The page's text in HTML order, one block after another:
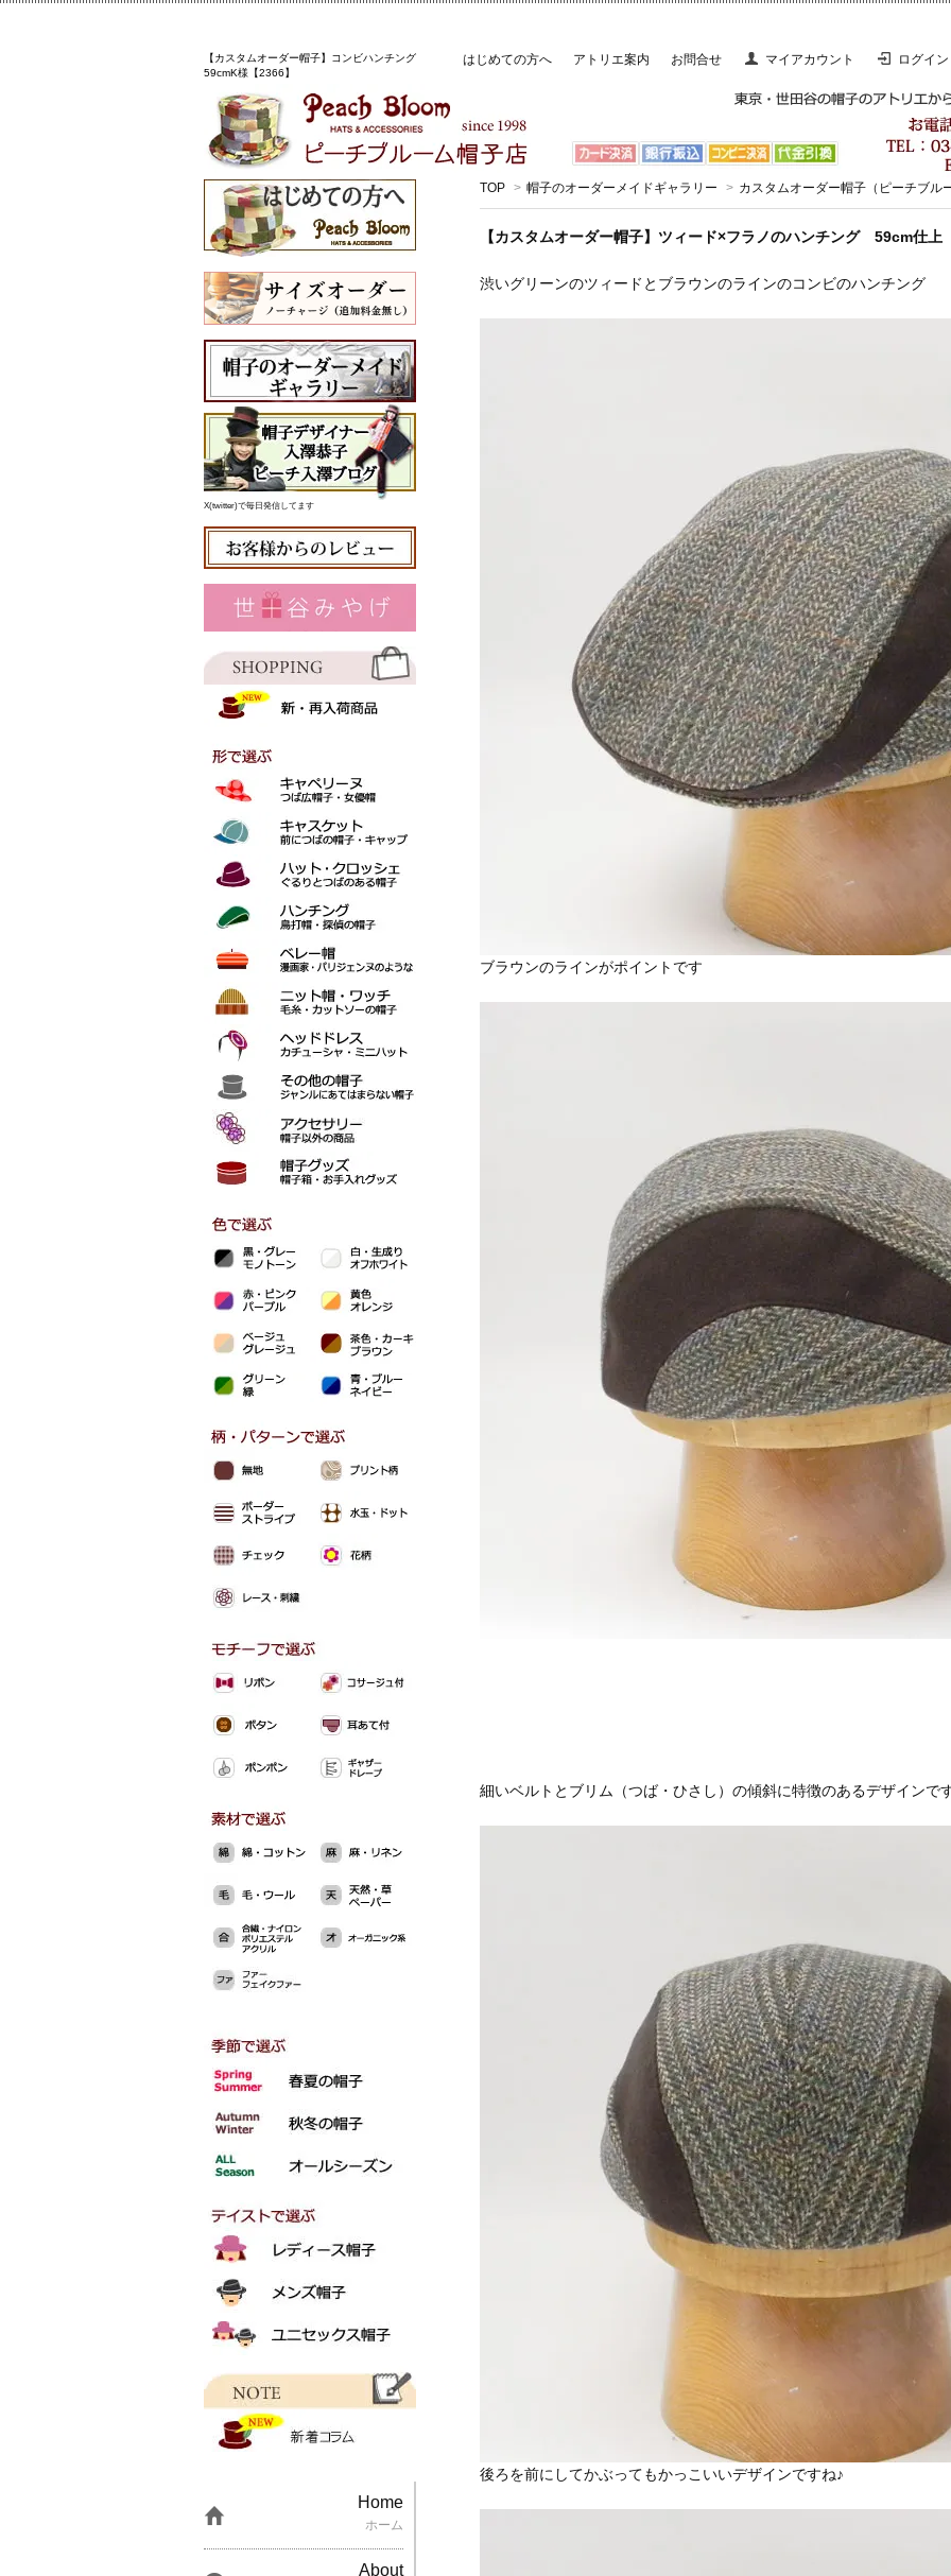
はじめての方へ アトリエ案内 お問合せ マイアカウント ログイン
【カスタムオーダー帽子】コンビハンチング
59cmK様【2366】
TOP > 帽子のオーダーメイドギャラリー > カスタムオーダー帽子（ピーチブル
【カスタムオーダー帽子】ツィード×フラノのハンチング 59cm仕
渋いグリーンのツィードとブラウンのラインのコンビのハンチング
ブラウンのラインがポイントです
細いベルトとブリム（つば・ひさし）の傾斜に特徴のあるデザインで
後ろを前にしてかぶってもかっこいいデザインですね♪
X(twitter)で毎日発信してます
Home
ホーム
About